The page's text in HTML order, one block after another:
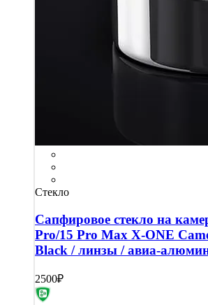
Стекло
Сапфировое стекло на
Pro/15 Pro Max X-ONE
Black / линзы / авиа-
2500₽